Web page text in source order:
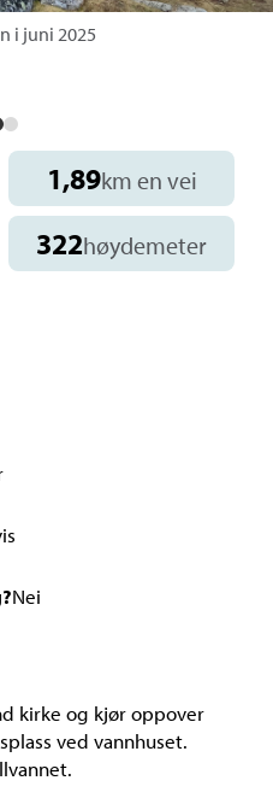
i juni 2025
1,89km en vei
322høydemeter
Nei
kirke og kjør oppover
ved vannhuset.